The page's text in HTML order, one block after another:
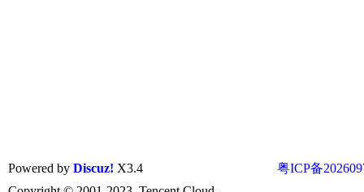
粤ICP备
Powered by Discuz! X3.4